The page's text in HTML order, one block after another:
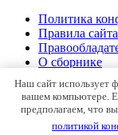
Политика
Правила сайта
О сборнике
Контакты
Карта сайта
Наш сайт использует
вашем компьютере.
предполагаем, что
политикой